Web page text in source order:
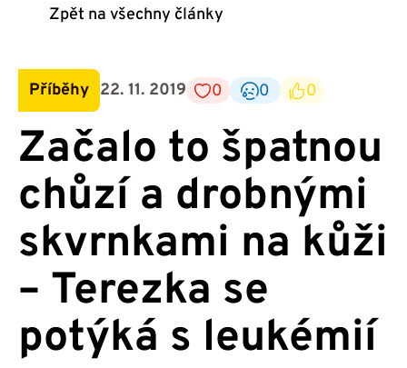
Zpět na všechny články
Příběhy 22. 11. 2019 0 0 0
Začalo to špatnou
chůzí a drobnými
skvrnkami na kůži
– Terezka se
potýká s leukémií